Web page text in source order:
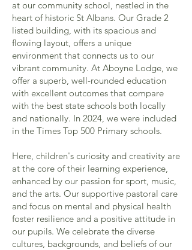
at our community school, nestled in the
heart of historic St Albans. Our Grade 2
listed building, with its spacious and
flowing layout, offers a unique
environment that connects us to our
vibrant community. At Aboyne Lodge, we
offer a superb, well-rounded education
with excellent outcomes that compare
with the best state schools both locally
and nationally. In 2024, we were included
in the Times Top 500 Primary schools.
Here, children's curiosity and creativity are
at the core of their learning experience,
enhanced by our passion for sport, music,
and the arts. Our supportive pastoral care
and focus on mental and physical health
foster resilience and a positive attitude in
our pupils. We celebrate the diverse
cultures, backgrounds, and beliefs of our